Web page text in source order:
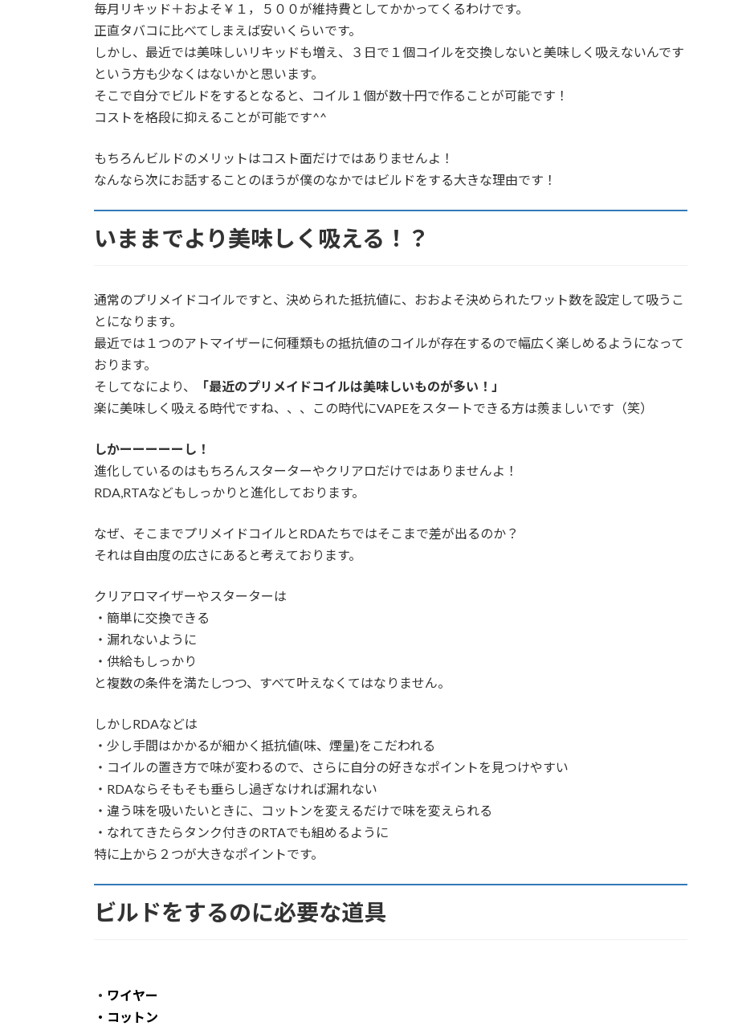
毎月リキッド＋およそ￥１，５００が維持費としてかかってくるわけです。
正直タバコに比べてしまえば安いくらいです。
しかし、最近では美味しいリキッドも増え、３日で１個コイルを交換しないと美味しく吸えないんです
という方も少なくはないかと思います。
そこで自分でビルドをするとなると、コイル１個が数十円で作ることが可能です！
コストを格段に抑えることが可能です^^
もちろんビルドのメリットはコスト面だけではありませんよ！
なんなら次にお話することのほうが僕のなかではビルドをする大きな理由です！
いままでより美味しく吸える！？
通常のプリメイドコイルですと、決められた抵抗値に、おおよそ決められたワット数を設定して吸うこ
とになります。
最近では１つのアトマイザーに何種類もの抵抗値のコイルが存在するので幅広く楽しめるようになって
おります。
そしてなにより、
「最近のプリメイドコイルは美味しいものが多い！」
楽に美味しく吸える時代ですね、、、この時代にVAPEをスタートできる方は羨ましいです（笑）
しかーーーーーし！
進化しているのはもちろんスターターやクリアロだけではありませんよ！
RDA,RTAなどもしっかりと進化しております。
なぜ、そこまでプリメイドコイルとRDAたちではそこまで差が出るのか？
それは自由度の広さにあると考えております。
クリアロマイザーやスターターは
・簡単に交換できる
・漏れないように
・供給もしっかり
と複数の条件を満たしつつ、すべて叶えなくてはなりません。
しかしRDAなどは
・少し手間はかかるが細かく抵抗値(味、煙量)をこだわれる
・コイルの置き方で味が変わるので、さらに自分の好きなポイントを見つけやすい
・RDAならそもそも垂らし過ぎなければ漏れない
・違う味を吸いたいときに、コットンを変えるだけで味を変えられる
・なれてきたらタンク付きのRTAでも組めるように
特に上から２つが大きなポイントです。
ビルドをするのに必要な道具
・ ワイヤー
・コットン